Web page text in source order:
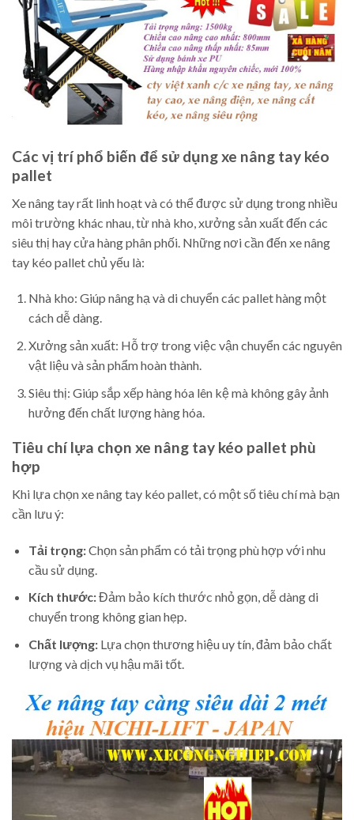
Các vị trí phổ biến để sử dụng xe nâng tay kéo
pallet
Xe nâng tay rất linh hoạt và có thể được sử dụng trong nhiều
môi trường khác nhau, từ nhà kho, xưởng sản xuất đến các
siêu thị hay cửa hàng phân phối. Những nơi cần đến xe nâng
tay kéo pallet chủ yếu là:
Nhà kho: Giúp nâng hạ và di chuyển các pallet hàng một
cách dễ dàng.
Xưởng sản xuất: Hỗ trợ trong việc vận chuyển các nguyên
vật liệu và sản phẩm hoàn thành.
Siêu thị: Giúp sắp xếp hàng hóa lên kệ mà không gây ảnh
hưởng đến chất lượng hàng hóa.
Tiêu chí lựa chọn xe nâng tay kéo pallet phù
hợp
Khi lựa chọn xe nâng tay kéo pallet, có một số tiêu chí mà bạn
cần lưu ý:
Tải trọng:Chọn sản phẩm có tải trọng phù hợp với nhu
cầu sử dụng.
Kích thước:Đảm bảo kích thước nhỏ gọn, dễ dàng di
chuyển trong không gian hẹp.
Chất lượng:Lựa chọn thương hiệu uy tín, đảm bảo chất
lượng và dịch vụ hậu mãi tốt.